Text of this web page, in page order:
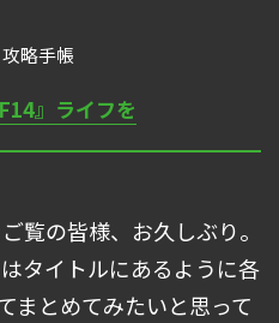
略手帳
』ライフを
覧の皆様、お久しぶり。
タイトルにあるように各
まとめてみたいと思って